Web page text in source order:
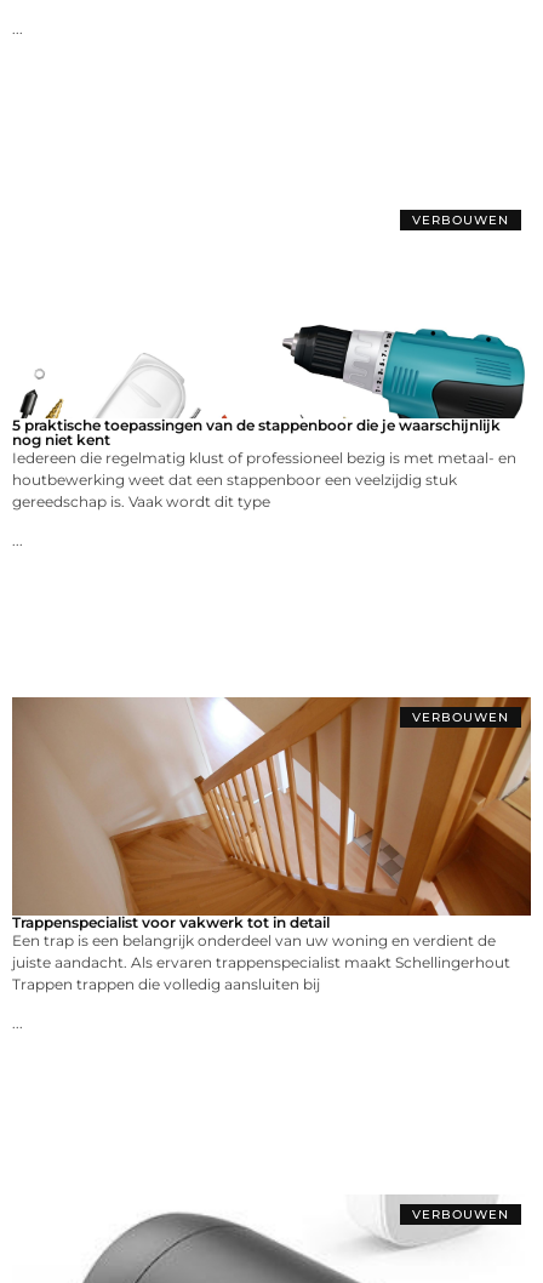
...
VERBOUWEN
5 praktische toepassingen van de stappenboor die je waarschijnlijk
nog niet kent
Iedereen die regelmatig klust of professioneel bezig is met metaal- en
houtbewerking weet dat een stappenboor een veelzijdig stuk
gereedschap is. Vaak wordt dit type
...
VERBOUWEN
Trappenspecialist voor vakwerk tot in detail
Een trap is een belangrijk onderdeel van uw woning en verdient de
juiste aandacht. Als ervaren trappenspecialist maakt Schellingerhout
Trappen trappen die volledig aansluiten bij
...
VERBOUWEN